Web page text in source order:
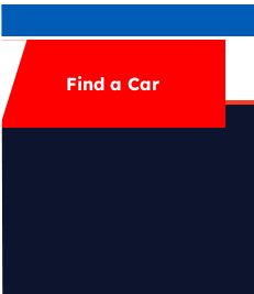
Principală
Find a Car